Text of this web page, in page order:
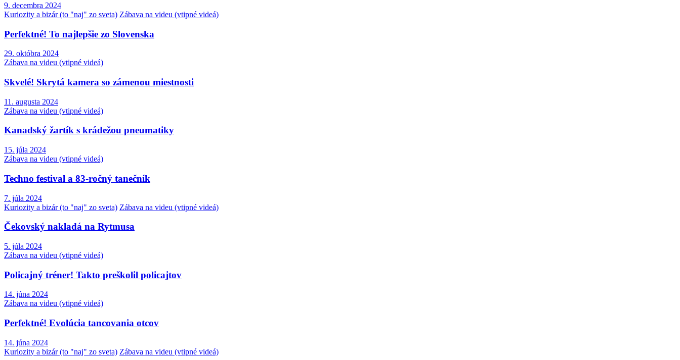
9. decembra 2024
Kuriozity a bizár (to "naj" zo sveta) Zábava na videu (vtipné videá)
Perfektné! To najlepšie zo Slovenska
29. októbra 2024
Zábava na videu (vtipné videá)
Skvelé! Skrytá kamera so zámenou miestnosti
11. augusta 2024
Zábava na videu (vtipné videá)
Kanadský žartík s krádežou pneumatiky
15. júla 2024
Zábava na videu (vtipné videá)
Techno festival a 83-ročný tanečník
7. júla 2024
Kuriozity a bizár (to "naj" zo sveta) Zábava na videu (vtipné videá)
Čekovský nakladá na Rytmusa
5. júla 2024
Zábava na videu (vtipné videá)
Policajný tréner! Takto preškolil policajtov
14. júna 2024
Zábava na videu (vtipné videá)
Perfektné! Evolúcia tancovania otcov
14. júna 2024
Kuriozity a bizár (to "naj" zo sveta) Zábava na videu (vtipné videá)